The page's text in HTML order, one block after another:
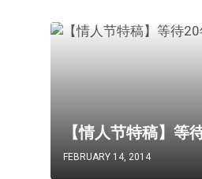
【情人节特稿】等
FEBRUARY 14, 2014